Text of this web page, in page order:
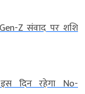
Z संवाद पर शशि
दिन रहेगा No-